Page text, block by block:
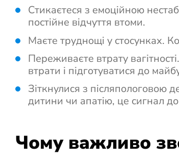
Стикаєтеся з емоційною
постійне відчуття втоми.
Маєте труднощі у стосунках.
Переживаєте втрату
втрати і підготуватися до
Зіткнулися з післяпологовою
дитини чи апатію, це сигнал
Чому важливо